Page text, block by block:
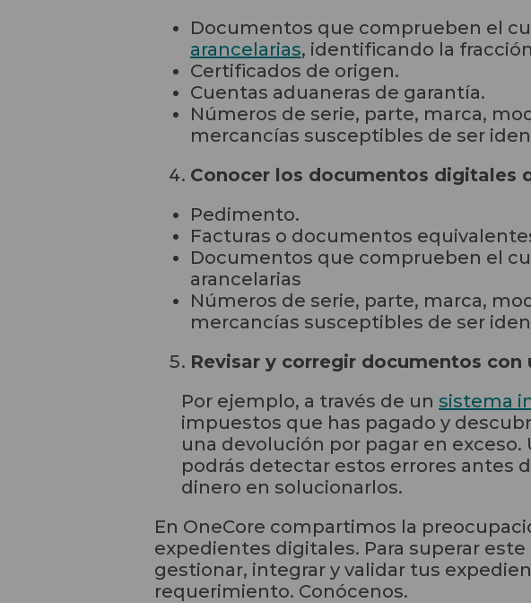
Documentos que comprueben el
arancelarias, identificando la
Certificados de origen.
Cuentas aduaneras de garantía.
Números de serie, parte, marca,
mercancías susceptibles de ser
Conocer los documentos digitales
Pedimento.
Facturas o documentos
Documentos que comprueben el
arancelarias
Números de serie, parte, marca,
mercancías susceptibles de ser
Revisar y corregir documentos con
Por ejemplo, a través de un sistema
impuestos que has pagado y
una devolución por pagar en
podrás detectar estos errores antes
dinero en solucionarlos.
En OneCore compartimos la
expedientes digitales. Para superar
gestionar, integrar y validar tus
requerimiento. Conócenos.